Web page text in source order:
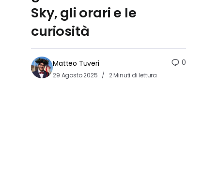
Sky, gli orari e le
curiosità
Matteo Tuveri
29 Agosto 2025 2 Minuti di lettura
0